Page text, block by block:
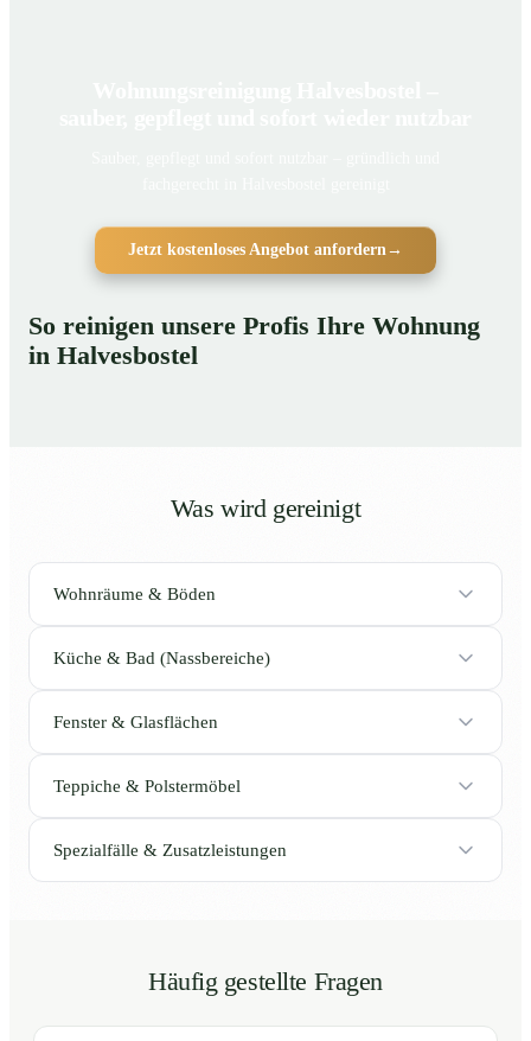
Jetzt kostenloses Angebot anfordern→
So reinigen unsere Profis Ihre Wohnung
in Halvesbostel
Was wird gereinigt
Wohnräume & Böden
Küche & Bad (Nassbereiche)
Fenster & Glasflächen
Teppiche & Polstermöbel
Spezialfälle & Zusatzleistungen
Häufig gestellte Fragen